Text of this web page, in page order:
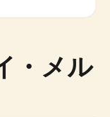
・メル